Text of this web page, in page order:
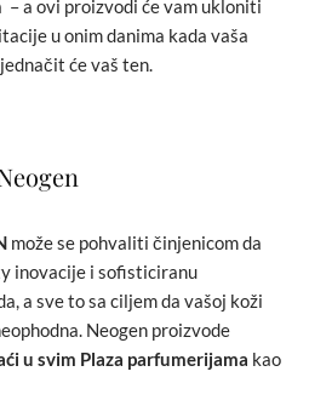
– a ovi proizvodi će vam ukloniti
u onim danima kada vaša
će vaš ten.
može se pohvaliti činjenicom da
inovacije i sofisticiranu
a sve to sa ciljem da vašoj koži
Neogen proizvode
u svim Plaza parfumerijama kao